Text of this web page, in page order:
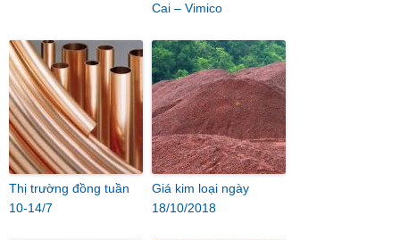
Cai – Vimico
Thị trường đồng tuần
10-14/7
Giá kim loại ngày
18/10/2018